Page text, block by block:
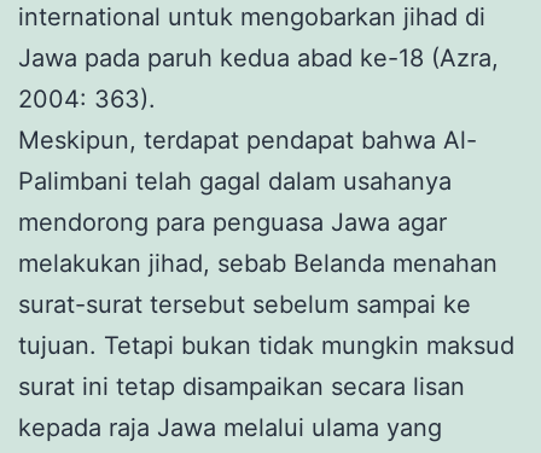
international untuk mengobarkan jihad di
Jawa pada paruh kedua abad ke-18 (Azra,
2004: 363).
Meskipun, terdapat pendapat bahwa Al-
Palimbani telah gagal dalam usahanya
mendorong para penguasa Jawa agar
melakukan jihad, sebab Belanda menahan
surat-surat tersebut sebelum sampai ke
tujuan. Tetapi bukan tidak mungkin maksud
surat ini tetap disampaikan secara lisan
kepada raja Jawa melalui ulama yang